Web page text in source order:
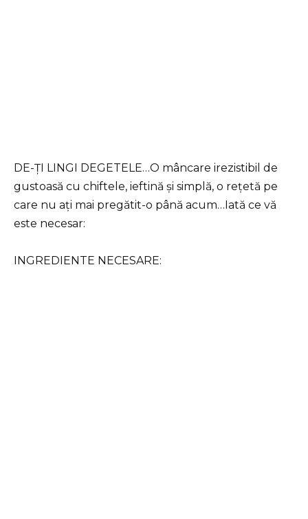
DE-ȚI LINGI DEGETELE…O mâncare irezistibil de
gustoasă cu chiftele, ieftină și simplă, o rețetă pe
care nu ați mai pregătit-o până acum…Iată ce vă
este necesar:
INGREDIENTE NECESARE: